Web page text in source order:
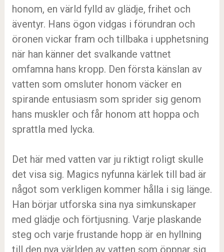
honom, en värld fylld av glädje, frihet och
äventyr. Hans ögon vidgas i förundran och
öronen vickar fram och tillbaka i upphetsning
när han känner det svalkande vattnet
omfamna hans kropp. Den första känslan av
vatten som omsluter honom väcker en
spirande entusiasm som sprider sig genom
hans muskler och får honom att hoppa och
sprattla med lycka.
Det här med vatten var ju riktigt roligt skulle
det visa sig. Magics nyfunna kärlek till bad är
något som verkligen kommer hålla i sig länge.
Han börjar utforska sina nya simkunskaper
med glädje och förtjusning. Varje plaskande
steg och varje frustande hopp är en hyllning
till den nya världen av vatten som öppnar sig